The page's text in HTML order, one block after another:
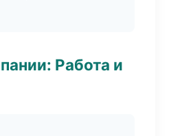
Работа и